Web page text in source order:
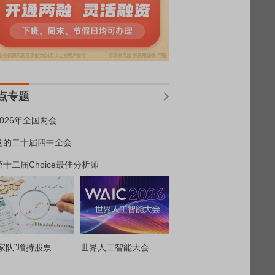
专题
年全国两会
的二十届四中全会
十二届Choice最佳分析师
队”增持股票 世界人工智能大会